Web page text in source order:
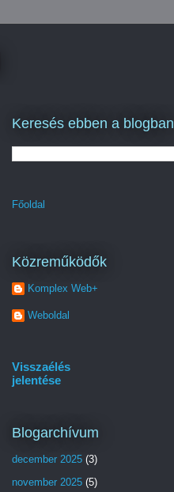
Keresés ebben a blogban
Főoldal
Közreműködők
Komplex Web+
Weboldal
Visszaélés
jelentése
Blogarchívum
december 2025 (3)
november 2025 (5)